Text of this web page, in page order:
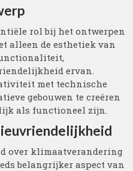
rol bij het ontwerpen
alleen de esthetiek van
ervan.
met technische
gebouwen te creëren
als functioneel zijn.
over klimaatverandering
belangrijker aspect van